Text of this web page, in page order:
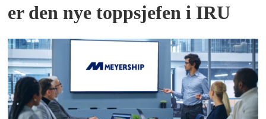
er den nye toppsjefen i IRU